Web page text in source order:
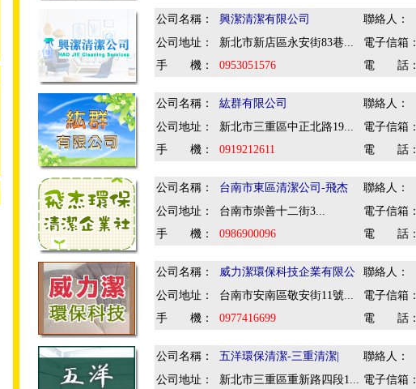
公司名稱： 興潔清潔有限公司 聯絡人：
公司地址：
新北市新店區永安街83巷... 電子信箱：
手 機：
0953051576 電 話：
公司名稱： 紘群有限公司 聯絡人：
公司地址：
新北市三重區中正北路19... 電子信箱：
手 機：
0919212611 電 話：
公司名稱： 台南市東區清潔公司-飛杰 聯絡人：
公司地址：
台南市崇善十二街3... 電子信箱：
手 機：
0986900096 電 話：
公司名稱： 威力潔環保科技企業有限公 聯絡人：
公司地址：
台南市安南區敬安街11號... 電子信箱：
手 機：
0977416699 電 話：
公司名稱： 五洋環保清潔-三重清潔| 聯絡人：
公司地址：
新北市三重區重新路四段1... 電子信箱：